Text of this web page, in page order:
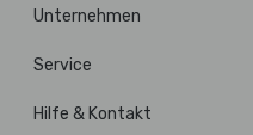
Unternehmen
Service
Hilfe & Kontakt